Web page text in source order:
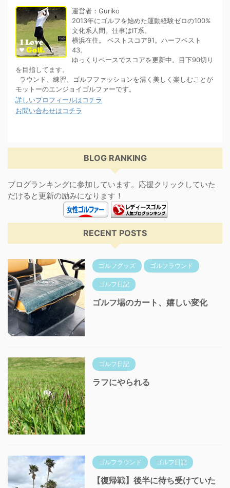
運営者：Guriko
2013年にゴルフを始めた運動経験ゼロの100%
文化系人間。仕事はIT系。
横浜在住。 ベストスコア91。ハーフベスト
43。
ゆっくりペースでスコアを更新中。目下90切り
を目指してます。
ラウンド、練習、ゴルフファッションを清く美しく楽しむことが
モットーのエンジョイゴルファーです。
詳しいプロフィールはコチラ
お問い合わせはコチラ
BLOG RANKING
ブログランキングに参加しています。応援クリックしていた
だけると更新の励みになります！
RECENT POSTS
ゴルフグッズ ゴルフラウンド
ゴルフ日記
ゴルフ場のカート、嬉しい変化
ゴルフ日記
ラフにやられる
ゴルフラウンド ゴルフ日記
【復帰戦】後半に待ち受けていた